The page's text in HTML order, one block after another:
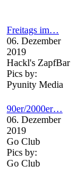
Freitags im…
06. Dezember
2019
Hackl's ZapfBar
Pics by:
Pyunity Media
90er/2000er…
06. Dezember
2019
Go Club
Pics by:
Go Club